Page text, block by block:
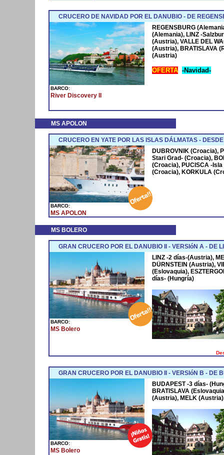
CRUCERO DE NAVIDAD POR EL DANUBIO - DE
BARCO:
River Discovery II
REGENSBURG
(Alemania), LINZ -
(Austria), VALLE DEL
(Austria), BRATISLAVA
(Austria)
OFERTA -Navidad-
MS APOLON
CRUCERO EN YATE POR LAS ISLAS DÁLMATAS -
BARCO:
MS APOLON
DUBROVNIK (Croacia),
Stari Grad- (Croacia),
(Croacia), PUCISCA -
(Croacia), KORKULA
MS BOLERO
GRAN CRUCERO POR EL DANUBIO II - VERSIóN A - DE
BARCO:
MS Bolero
LINZ -2 días-(Austria),
DÜRNSTEIN (Austria),
(Eslovaquia),
días- (Hungría)
GRAN CRUCERO POR EL DANUBIO II - VERSIóN B - DE
BARCO:
MS Bolero
BUDAPEST -3 días-
BRATISLAVA
(Austria), MELK